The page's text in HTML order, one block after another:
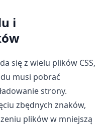
i
się z wielu plików CSS,
musi pobrać
strony.
zbędnych znaków,
plików w mniejszą